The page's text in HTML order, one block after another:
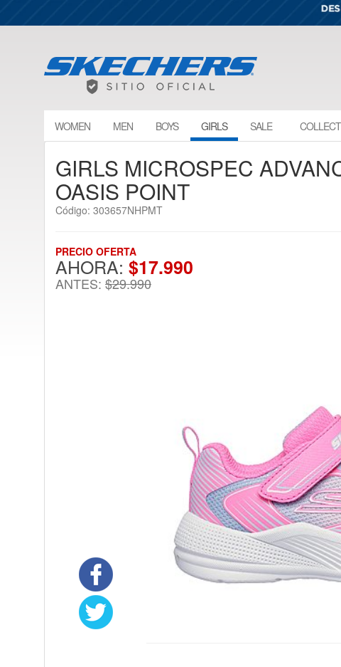
WOMEN MEN BOYS GIRLS SALE
GIRLS MICROSPEC
OASIS POINT
Código: 303657NHPMT
PRECIO OFERTA
AHORA: $17.990
ANTES: $29.990